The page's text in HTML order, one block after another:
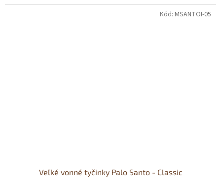
Veľké vonné tyčinky Palo Santo - Classic
Kód: MSANTOI-05